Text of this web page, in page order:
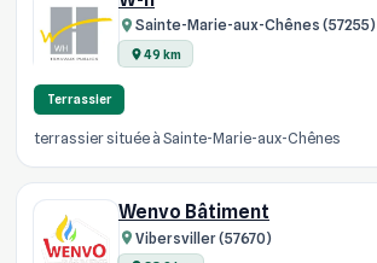
Sainte-Marie-aux-Chênes (57255)
49 km
Terrassier
terrassier située à Sainte-Marie-aux-Chênes
Wenvo Bâtiment
Vibersviller (57670)